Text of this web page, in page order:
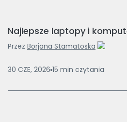
Najlepsze laptopy i
Przez Borjana Stamatoska
30 CZE, 2026 15 min czytania